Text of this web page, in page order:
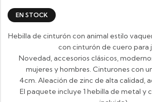
EN STOCK
Hebilla de cinturón con animal estilo
con cinturón de cuero para
Novedad, accesorios clásicos,
mujeres y hombres. Cinturones con
4cm. Aleación de zinc de alta calidad,
El paquete incluye 1 hebilla de metal y